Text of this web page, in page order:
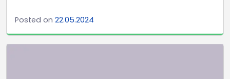
Posted on 22.05.2024